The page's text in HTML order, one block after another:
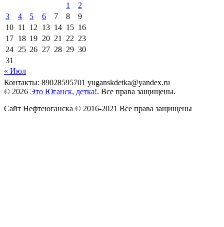
1
2
3
4 5 6 7 8
9
10 11 12 13 14 15 16
17 18 19 20 21 22 23
24 25 26 27 28 29 30
31
« Июл
Контакты: 89028595701 yuganskdetka@yandex.ru
© 2026 Это Юганск, детка!. Все права защищены.
Сайт Нефтеюганска © 2016-2021 Все права защищены